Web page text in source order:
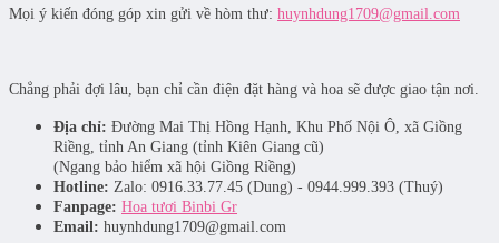
Mọi ý kiến đóng góp xin gửi về hòm thư: huynhdung1709@gmail.com
Chẳng phải đợi lâu, bạn chỉ cần điện đặt hàng và hoa sẽ được giao tận nơi.
Địa chỉ: Đường Mai Thị Hồng Hạnh, Khu Phố Nội Ô, xã Giồng
Riềng, tỉnh An Giang (tỉnh Kiên Giang cũ)
(Ngang bảo hiểm xã hội Giồng Riềng)
Hotline: Zalo: 0916.33.77.45 (Dung) - 0944.999.393 (Thuý)
Fanpage: Hoa tươi Binbi Gr
Email: huynhdung1709@gmail.com